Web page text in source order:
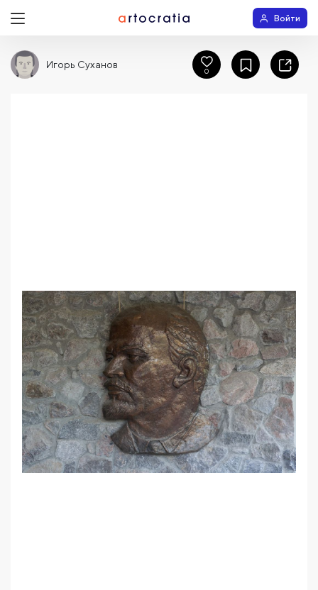
Войти
Игорь Суханов
0